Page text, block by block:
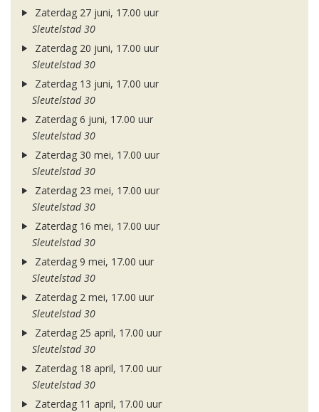
Zaterdag 27 juni, 17.00 uur
Sleutelstad 30
Zaterdag 20 juni, 17.00 uur
Sleutelstad 30
Zaterdag 13 juni, 17.00 uur
Sleutelstad 30
Zaterdag 6 juni, 17.00 uur
Sleutelstad 30
Zaterdag 30 mei, 17.00 uur
Sleutelstad 30
Zaterdag 23 mei, 17.00 uur
Sleutelstad 30
Zaterdag 16 mei, 17.00 uur
Sleutelstad 30
Zaterdag 9 mei, 17.00 uur
Sleutelstad 30
Zaterdag 2 mei, 17.00 uur
Sleutelstad 30
Zaterdag 25 april, 17.00 uur
Sleutelstad 30
Zaterdag 18 april, 17.00 uur
Sleutelstad 30
Zaterdag 11 april, 17.00 uur